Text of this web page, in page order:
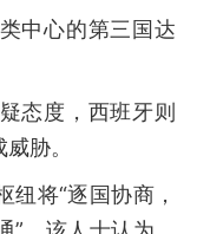
中心的第三国达
态度，西班牙则
胁。
将“逐国协商，